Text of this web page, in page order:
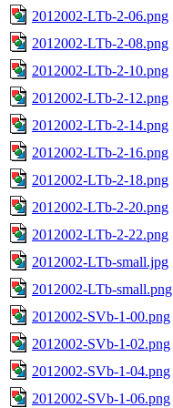
2012002-LTb-2-06.png
2012002-LTb-2-08.png
2012002-LTb-2-10.png
2012002-LTb-2-12.png
2012002-LTb-2-14.png
2012002-LTb-2-16.png
2012002-LTb-2-18.png
2012002-LTb-2-20.png
2012002-LTb-2-22.png
2012002-LTb-small.jpg
2012002-LTb-small.png
2012002-SVb-1-00.png
2012002-SVb-1-02.png
2012002-SVb-1-04.png
2012002-SVb-1-06.png